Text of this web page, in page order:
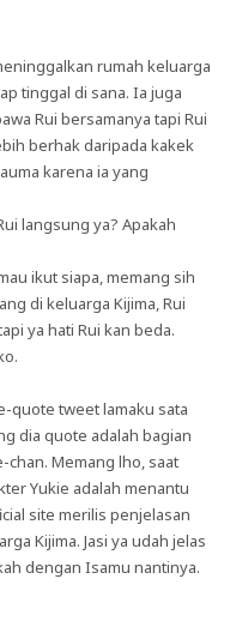
rumah keluarga
tinggal di sana. Ia juga
Rui bersamanya tapi Rui
berhak daripada kakek
karena ia yang
langsung ya? Apakah
ikut siapa, memang sih
di keluarga Kijima, Rui
ya hati Rui kan beda.
quote tweet lamaku sata
dia quote adalah bagian
chan. Memang lho, saat
Yukie adalah menantu
site merilis penjelasan
Kijima. Jasi ya udah jelas
dengan Isamu nantinya.